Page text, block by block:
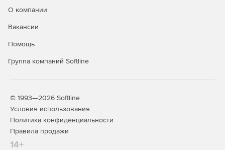
О компании
Вакансии
Помощь
Группа компаний Softline
© 1993—2026 Softline
Условия использования
Политика конфиденциальности
Правила продажи
14+